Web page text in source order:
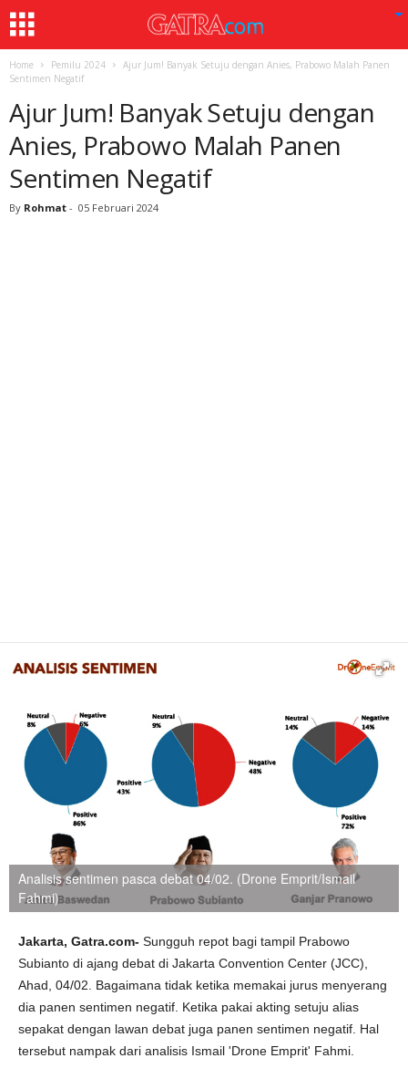
Home Pemilu 2024
Ajur Jum! Banyak Setuju dengan Anies, Prabowo Malah Panen
Sentimen Negatif
Ajur Jum! Banyak Setuju dengan
Anies, Prabowo Malah Panen
Sentimen Negatif
By Rohmat - 05 Februari 2024
Analisis sentimen pasca debat 04/02. (Drone Emprit/Ismail
Fahmi)
Jakarta, Gatra.com- Sungguh repot bagi tampil Prabowo
Subianto di ajang debat di Jakarta Convention Center (JCC),
Ahad, 04/02. Bagaimana tidak ketika memakai jurus menyerang
dia panen sentimen negatif. Ketika pakai akting setuju alias
sepakat dengan lawan debat juga panen sentimen negatif. Hal
tersebut nampak dari analisis Ismail 'Drone Emprit' Fahmi.